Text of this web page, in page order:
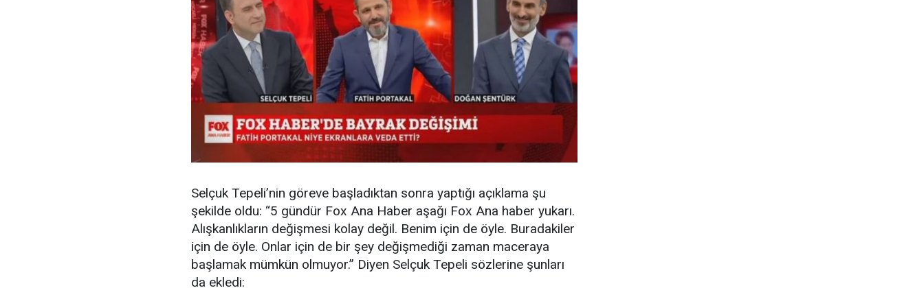
Selçuk Tepeli’nin göreve başladıktan sonra yaptığı açıklama şu
şekilde oldu: “5 gündür Fox Ana Haber aşağı Fox Ana haber yukarı.
Alışkanlıkların değişmesi kolay değil. Benim için de öyle. Buradakiler
için de öyle. Onlar için de bir şey değişmediği zaman maceraya
başlamak mümkün olmuyor.” Diyen Selçuk Tepeli sözlerine şunları
da ekledi: